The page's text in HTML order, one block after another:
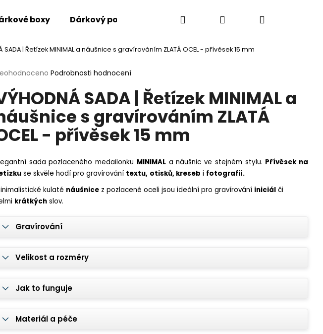
boxy Dárkový poukaz Jak to funguje Vše o gravírování
Hledat PřihlášeníNákupní
SADA | Řetízek MINIMAL a náušnice s gravírováním ZLATÁ OCEL - přívěsek 15 mm
Podrobnosti hodnocení
SADA | Řetízek MINIMAL a
s gravírováním ZLATÁ
- přívěsek 15 mm
sada pozlaceného medailonku MINIMALa náušnic ve stejném stylu. Přívěsek na
se skvěle hodí pro gravírování textu, otisků, kreseb i fotografií.
kulaté náušnice z pozlacené oceli jsou ideální pro gravírování iniciál či
krátkých slov.
Gravírování
Velikost a rozměry
Jak to funguje
Materiál a péče
HLEDAT
VÝHODNA SADA | 2 KS PŘÍVĚSEK NA
KLÍČE PREMIUM S FOTKOU A
735 Kč